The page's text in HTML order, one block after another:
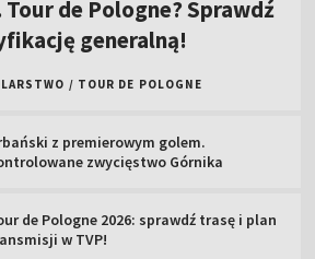
de Pologne? Sprawdź
generalną!
/ TOUR DE POLOGNE
z premierowym golem.
zwycięstwo Górnika
de Pologne 2026: sprawdź trasę i plan
w TVP!